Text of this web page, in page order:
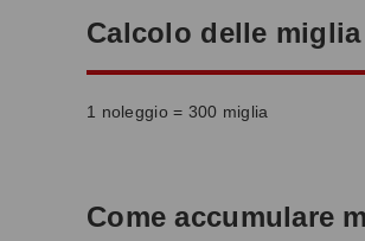
Calcolo delle miglia
1 noleggio = 300 miglia
Come accumulare